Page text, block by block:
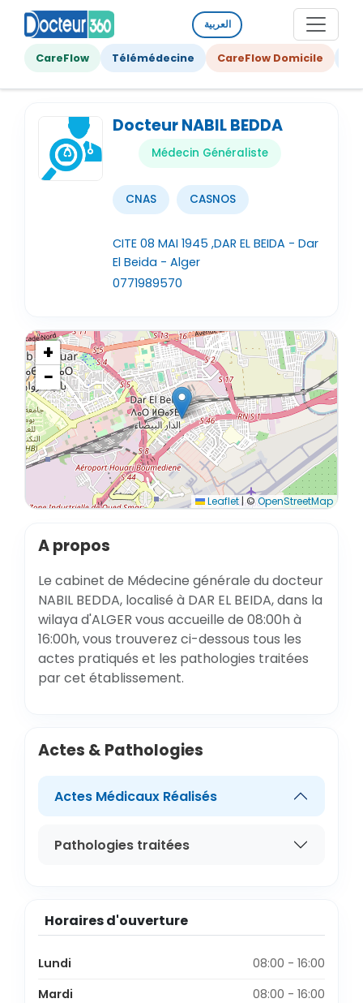
العربية
CareFlow Télémédecine CareFlow Domicile
Docteur NABIL BEDDA
Médecin Généraliste
CNAS CASNOS
CITE 08 MAI 1945 ,DAR EL BEIDA - Dar
El Beida - Alger
0771989570
+
−
Leaflet|©OpenStreetMap
A propos
Le cabinet de Médecine générale du docteur
NABIL BEDDA, localisé à DAR EL BEIDA, dans la
wilaya d'ALGER vous accueille de 08:00h à
16:00h, vous trouverez ci-dessous tous les
actes pratiqués et les pathologies traitées
par cet établissement.
Actes & Pathologies
Actes Médicaux Réalisés
Pathologies traitées
Horaires d'ouverture
Lundi
08:00 - 16:00
Mardi
08:00 - 16:00